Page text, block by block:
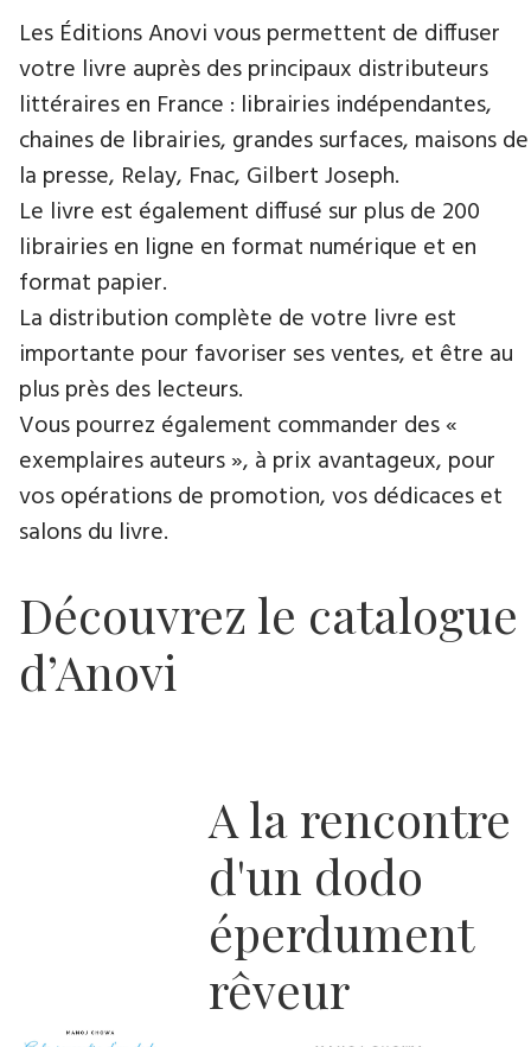
Les Éditions Anovi vous permettent de diffuser
votre livre auprès des principaux distributeurs
littéraires en France : librairies indépendantes,
chaines de librairies, grandes surfaces, maisons de
la presse, Relay, Fnac, Gilbert Joseph.
Le livre est également diffusé sur plus de 200
librairies en ligne en format numérique et en
format papier.
La distribution complète de votre livre est
importante pour favoriser ses ventes, et être au
plus près des lecteurs.
Vous pourrez également commander des «
exemplaires auteurs », à prix avantageux, pour
vos opérations de promotion, vos dédicaces et
salons du livre.
Découvrez le catalogue
d’Anovi
A la rencontre
d'un dodo
éperdument
rêveur